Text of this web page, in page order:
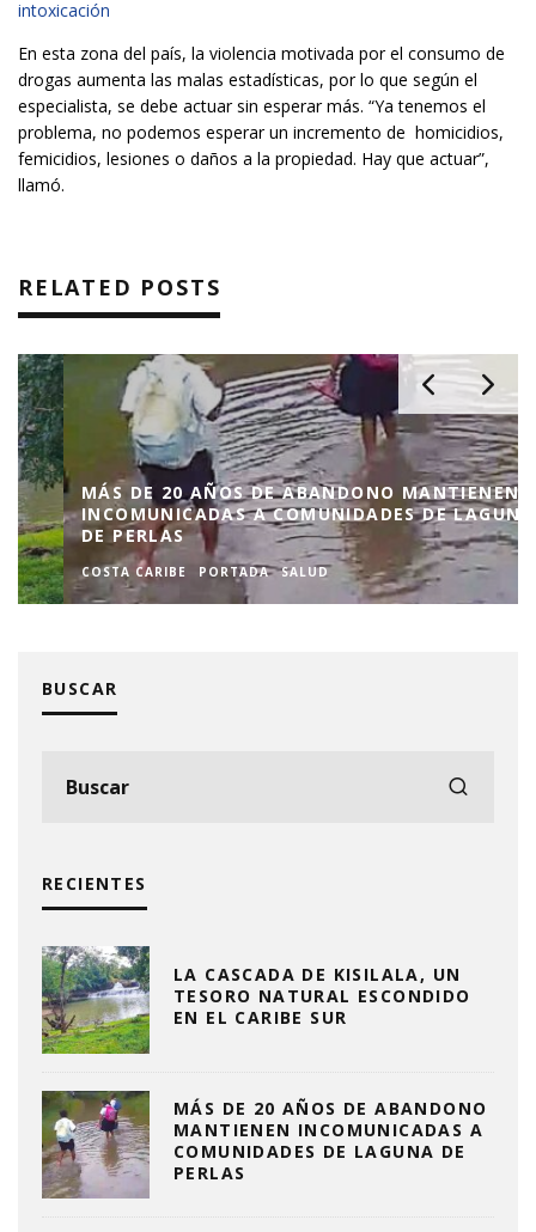
intoxicación
En esta zona del país, la violencia motivada por el consumo de
drogas aumenta las malas estadísticas, por lo que según el
especialista, se debe actuar sin esperar más. “Ya tenemos el
problema, no podemos esperar un incremento de homicidios,
femicidios, lesiones o daños a la propiedad. Hay que actuar”,
llamó.
RELATED POSTS
MÁS DE 20 AÑOS DE ABANDONO MANTIENEN
INCOMUNICADAS A COMUNIDADES DE LAGUNA
DE PERLAS
COSTA CARIBE PORTADA SALUD
BUSCAR
RECIENTES
LA CASCADA DE KISILALA, UN
TESORO NATURAL ESCONDIDO
EN EL CARIBE SUR
MÁS DE 20 AÑOS DE ABANDONO
MANTIENEN INCOMUNICADAS A
COMUNIDADES DE LAGUNA DE
PERLAS